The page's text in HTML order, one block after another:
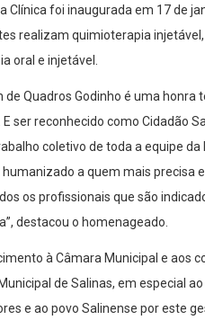
Clínica foi inaugurada em 17 de
realizam quimioterapia
oral e injetável.
de Quadros Godinho é uma
ser reconhecido como Cidadão
coletivo de toda a equipe
a quem mais precisa
os profissionais que são
destacou o homenageado.
à Câmara Municipal e aos
de Salinas, em especial
e ao povo Salinense por este